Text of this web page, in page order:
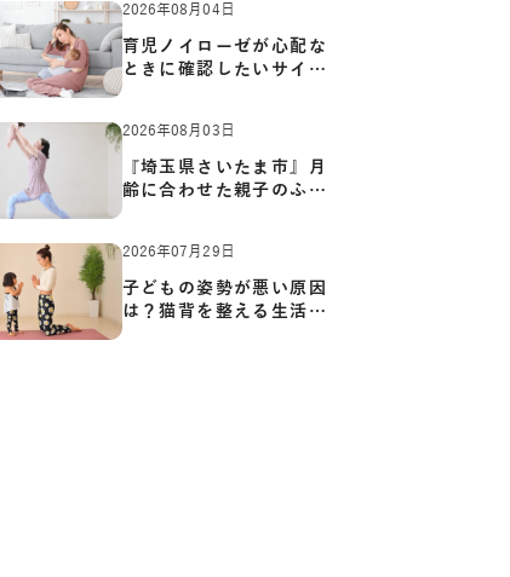
2026年08月04日
育児ノイローゼが心配な
ときに確認したいサイン
と心…
2026年08月03日
『埼玉県さいたま市』月
齢に合わせた親子のふれ
あい…
2026年07月29日
子どもの姿勢が悪い原因
は？猫背を整える生活習
慣と…